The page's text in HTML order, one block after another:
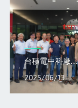
台積電中科廠…
2025/06/13